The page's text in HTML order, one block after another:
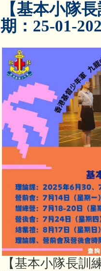
【基本小隊
期：25-01-
【基本小隊長訓